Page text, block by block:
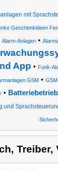
mit
Geschenkideen
Alarm-Anlagen•
App • Funk-
GSM•
•
und
Treiber,